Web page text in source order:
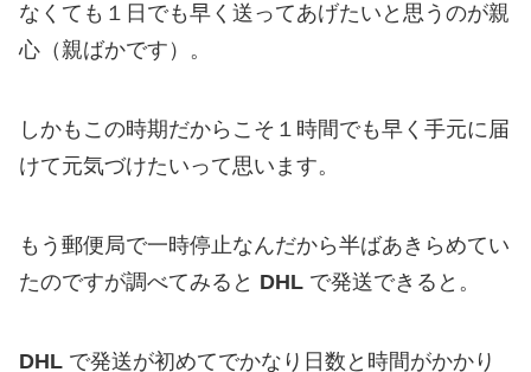
なくても１日でも早く送ってあげたいと思うのが親
心（親ばかです）。
しかもこの時期だからこそ１時間でも早く手元に届
けて元気づけたいって思います。
もう郵便局で一時停止なんだから半ばあきらめてい
たのですが調べてみると DHL で発送できると。
DHL で発送が初めてでかなり日数と時間がかかり